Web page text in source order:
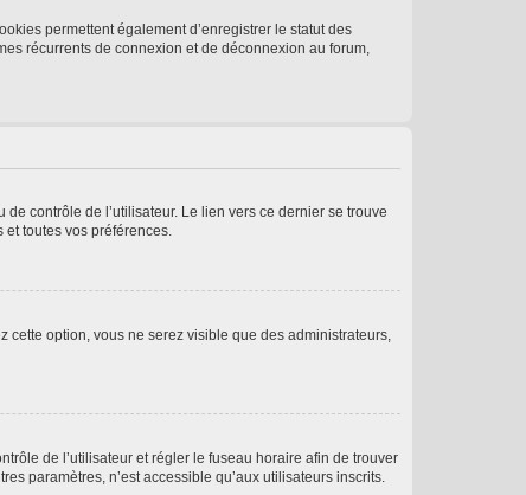
permettent également d’enregistrer le statut des
récurrents de connexion et de déconnexion au forum,
contrôle de l’utilisateur. Le lien vers ce dernier se trouve
et toutes vos préférences.
cette option, vous ne serez visible que des administrateurs,
de l’utilisateur et régler le fuseau horaire afin de trouver
paramètres, n’est accessible qu’aux utilisateurs inscrits.